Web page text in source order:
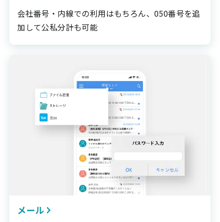
会社番号・内線での利用はもちろん、050番号を追
加して公私分計も可能
メール